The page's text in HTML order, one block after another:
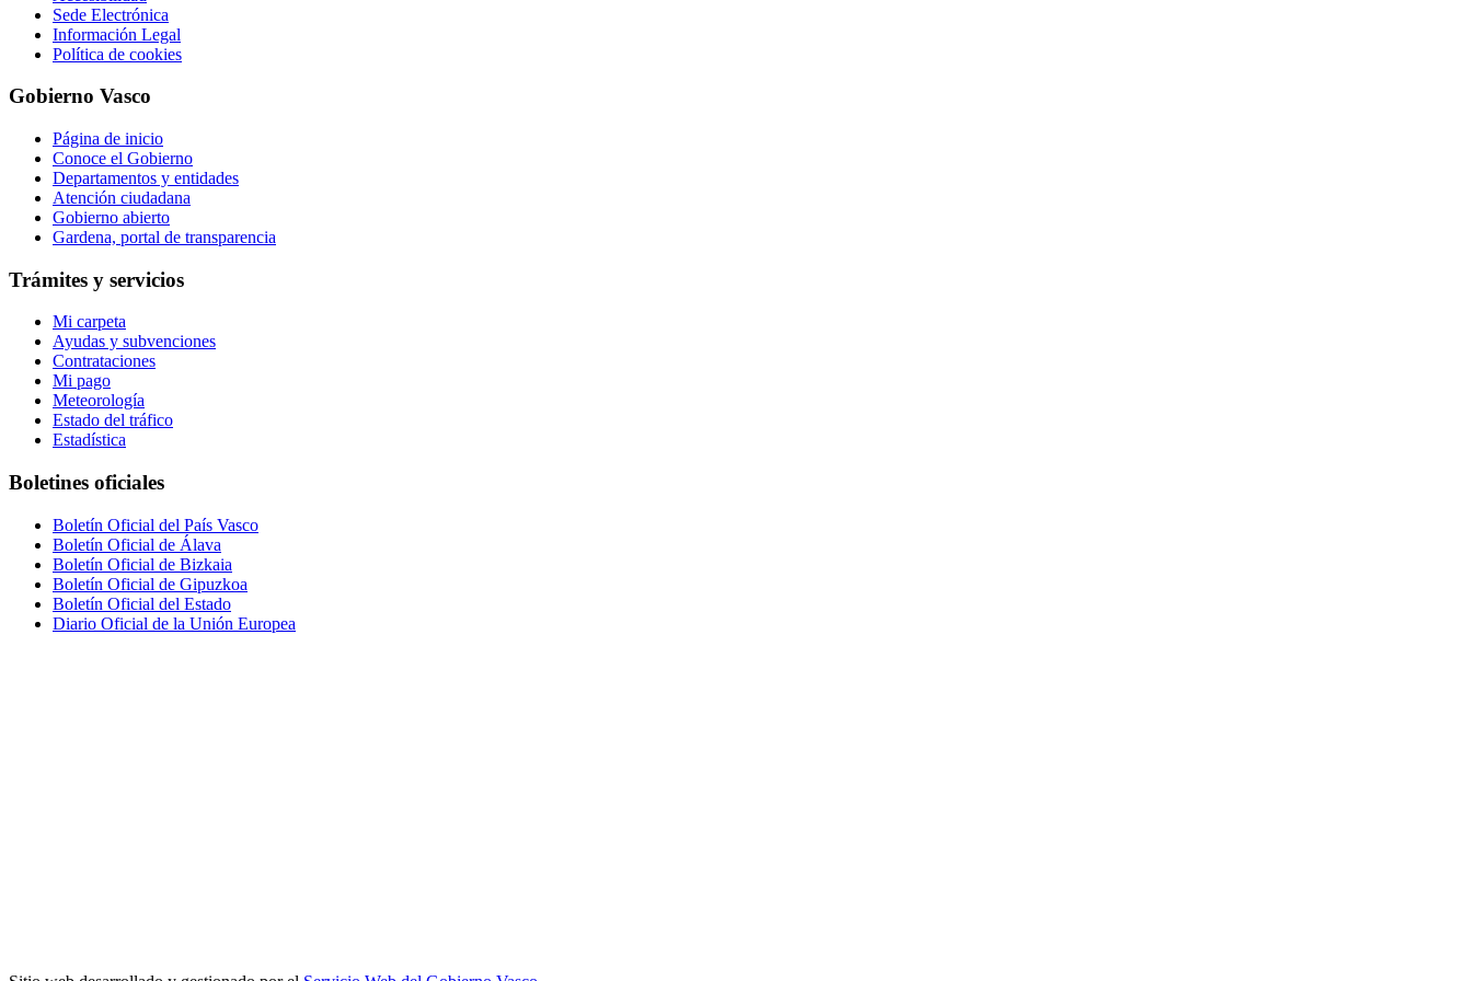
Sede Electrónica
Información Legal
Política de cookies
Gobierno Vasco
Página de inicio
Conoce el Gobierno
Departamentos y entidades
Atención ciudadana
Gobierno abierto
Gardena, portal de transparencia
Trámites y servicios
Mi carpeta
Ayudas y subvenciones
Contrataciones
Mi pago
Meteorología
Estado del tráfico
Estadística
Boletines oficiales
Boletín Oficial del País Vasco
Boletín Oficial de Álava
Boletín Oficial de Bizkaia
Boletín Oficial de Gipuzkoa
Boletín Oficial del Estado
Diario Oficial de la Unión Europea